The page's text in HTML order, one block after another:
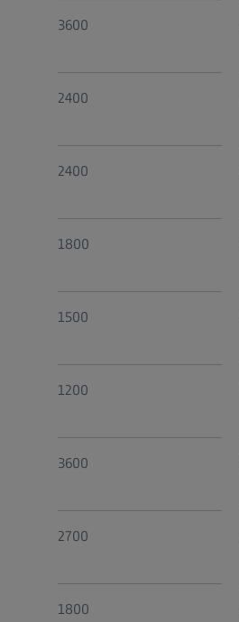
3600
2400
2400
1800
1500
1200
3600
2700
1800